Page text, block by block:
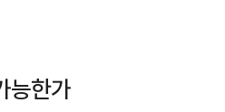
능한가